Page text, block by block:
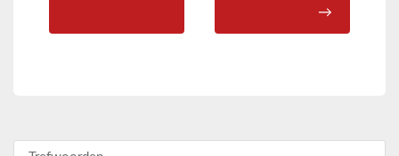
→
Zoeken naar: